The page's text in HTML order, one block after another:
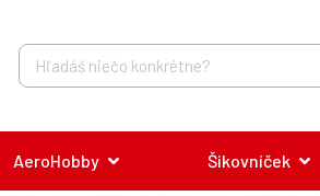
AeroHobby Šikovníček